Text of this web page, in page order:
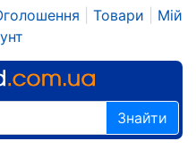
Товари
Мій
Знайти